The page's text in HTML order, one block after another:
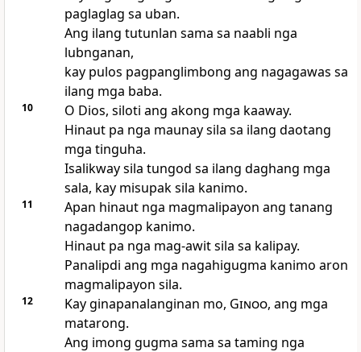
paglaglag sa uban.
Ang ilang tutunlan sama sa naabli nga
lubnganan,
kay pulos pagpanglimbong ang nagagawas sa
ilang mga baba.
10
O Dios, siloti ang akong mga kaaway.
Hinaut pa nga maunay sila sa ilang daotang
mga tinguha.
Isalikway sila tungod sa ilang daghang mga
sala, kay misupak sila kanimo.
11
Apan hinaut nga magmalipayon ang tanang
nagadangop kanimo.
Hinaut pa nga mag-awit sila sa kalipay.
Panalipdi ang mga nagahigugma kanimo aron
magmalipayon sila.
12 Kay ginapanalanginan mo, Ginoo, ang mga
matarong.
Ang imong gugma sama sa taming nga